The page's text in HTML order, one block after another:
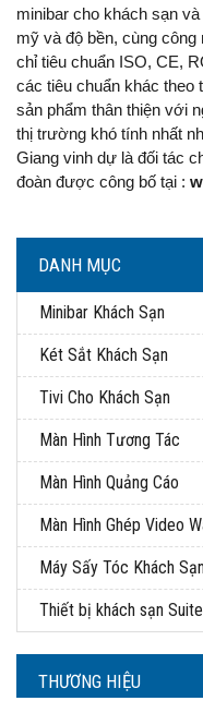
minibar cho khách sạn
mỹ và độ bền, cùng
chỉ tiêu chuẩn ISO, CE,
các tiêu chuẩn khác theo
sản phẩm thân thiện với
thị trường khó tính nhất
Giang vinh dự là đối tác
đoàn được công bố tại :
DANH MỤC
Minibar Khách Sạn
Két Sắt Khách Sạn
Tivi Cho Khách Sạn
Màn Hình Tương Tác
Màn Hình Quảng Cáo
Màn Hình Ghép Video
Máy Sấy Tóc Khách Sạn
Thiết bị khách sạn
THƯƠNG HIỆU